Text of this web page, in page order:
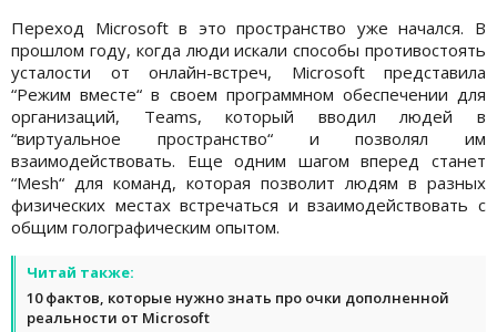
Переход Microsoft в это пространство уже начался. В
прошлом году, когда люди искали способы противостоять
усталости от онлайн-встреч, Microsoft представила
“Режим вместе“ в своем программном обеспечении для
организаций, Teams, который вводил людей в
“виртуальное пространство“ и позволял им
взаимодействовать. Еще одним шагом вперед станет
“Mesh“ для команд, которая позволит людям в разных
физических местах встречаться и взаимодействовать с
общим голографическим опытом.
Читай также:
10 фактов, которые нужно знать про очки дополненной
реальности от Microsoft